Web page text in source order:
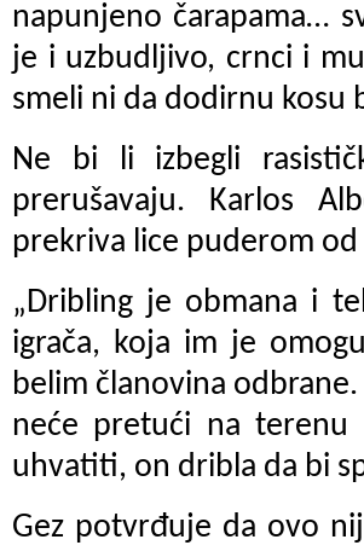
napunjeno čarapama…
je i uzbudljivo, crnci i
smeli ni da dodirnu kosu
Ne bi li izbegli
prerušavaju. Karlos
prekriva lice puderom od
„Dribling je obmana i
igrača, koja im je
belim članovina
neće pretući na
uhvatiti, on dribla da bi
Gez potvrđuje da ovo